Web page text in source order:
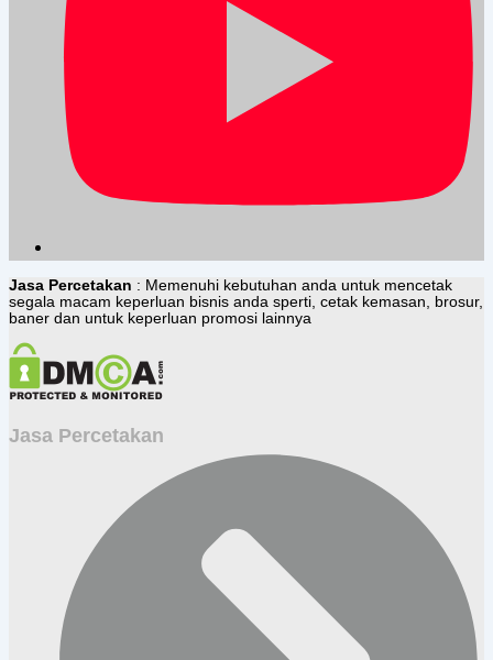
Jasa Percetakan : Memenuhi kebutuhan anda untuk mencetak
segala macam keperluan bisnis anda sperti, cetak kemasan, brosur,
baner dan untuk keperluan promosi lainnya
Jasa Percetakan